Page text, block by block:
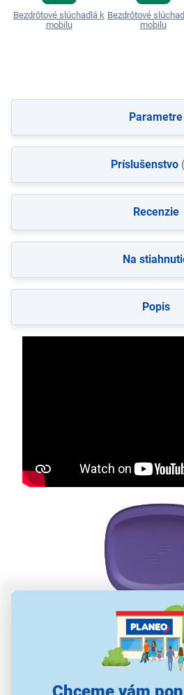
Bezdrôtové slúchadlá k
mobilu
Bezdrôtové
mobilu
Popis
Bezdrôtové športové
Parametre
Príslušenstvo
Recenzie
Na